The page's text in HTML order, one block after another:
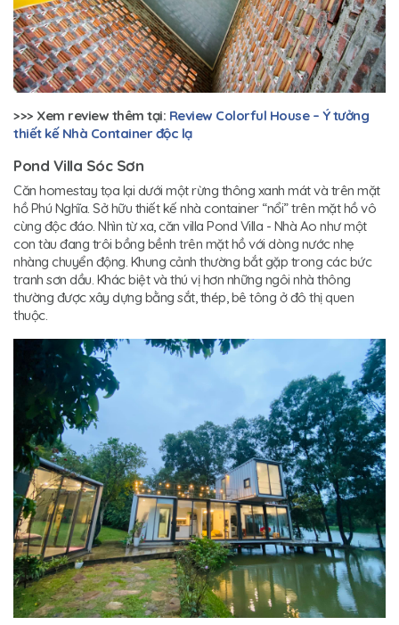
>>> Xem review thêm tại: Review Colorful House – Ý tưởng
thiết kế Nhà Container độc lạ
Pond Villa Sóc Sơn
Căn homestay tọa lại dưới một rừng thông xanh mát và trên mặt
hồ Phú Nghĩa. Sở hữu thiết kế nhà container “nổi” trên mặt hồ vô
cùng độc đáo. Nhìn từ xa, căn villa Pond Villa - Nhà Ao như một
con tàu đang trôi bồng bềnh trên mặt hồ với dòng nước nhẹ
nhàng chuyển động. Khung cảnh thường bắt gặp trong các bức
tranh sơn dầu. Khác biệt và thú vị hơn những ngôi nhà thông
thường được xây dựng bằng sắt, thép, bê tông ở đô thị quen
thuộc.